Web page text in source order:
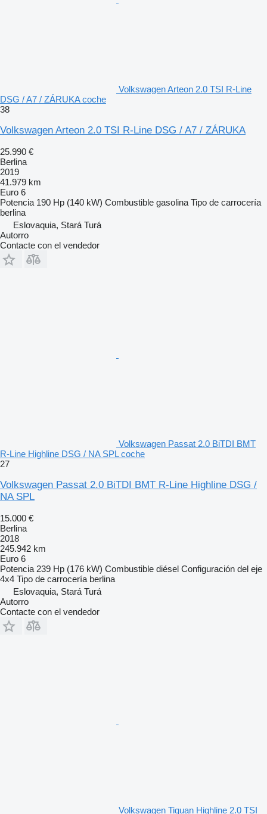
Volkswagen Arteon 2.0 TSI R-Line
DSG / A7 / ZÁRUKA coche
38
Volkswagen Arteon 2.0 TSI R-Line DSG / A7 / ZÁRUKA
25.990 €
Berlina
2019
41.979 km
Euro 6
Potencia 190 Hp (140 kW) Combustible gasolina Tipo de carrocería
berlina
Eslovaquia, Stará Turá
Autorro
Contacte con el vendedor
Volkswagen Passat 2.0 BiTDI BMT
R-Line Highline DSG / NA SPL coche
27
Volkswagen Passat 2.0 BiTDI BMT R-Line Highline DSG /
NA SPL
15.000 €
Berlina
2018
245.942 km
Euro 6
Potencia 239 Hp (176 kW) Combustible diésel Configuración del eje
4x4 Tipo de carrocería berlina
Eslovaquia, Stará Turá
Autorro
Contacte con el vendedor
Volkswagen Tiguan Highline 2.0 TSI